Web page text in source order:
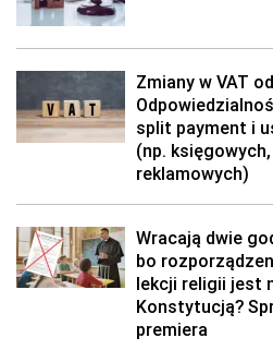
Zmiany w VAT
split payment i
(np.
reklamowych)
Wracają dwie
bo
lekcji religii jest
Konstytucją?
premiera